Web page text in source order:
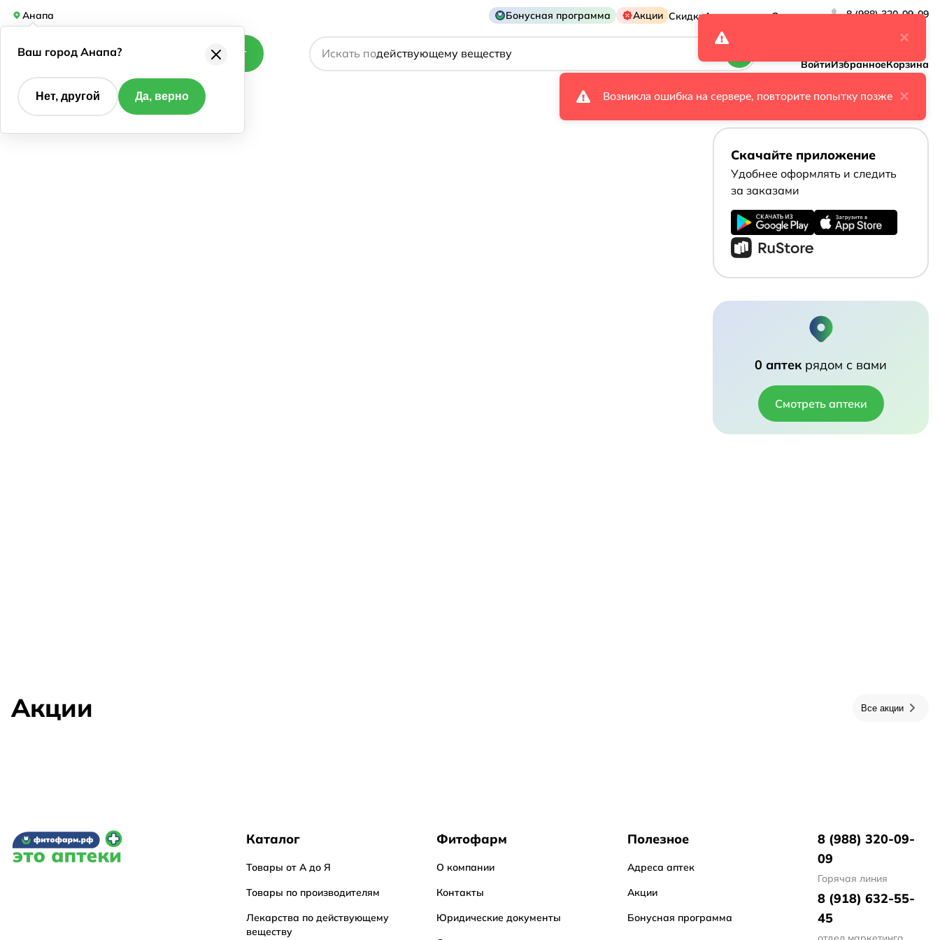
Анапа Бонусная программа Акции СкидкиАдреса аптекО компании 8 (988) 320-09-09
Каталог Искать по
названию препарата
действующему веществу
ВойтиИзбранноеКорзина
Скачайте приложение
Удобнее оформлять и следить
за заказами
0 аптекрядом с вами
Смотреть аптеки
Акции Все акции
Каталог
Товары от А до Я
Товары по производителям
Лекарства по действующему
веществу
Фитофарм
О компании
Контакты
Юридические документы
Полезное
Адреса аптек
Акции
Бонусная программа
8 (988) 320-09-
09
Горячая линия
8 (918) 632-55-
45
×
Возникла ошибка на сервере, повторите попытку позже ×
Ваш город Анапа?
Нет, другой Да, верно